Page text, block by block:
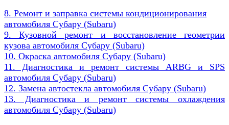
8. Ремонт и заправка системы кондиционирования
автомобиля Субару (Subaru)
9. Кузовной ремонт и восстановление геометрии
кузова автомобиля Субару (Subaru)
10. Окраска автомобиля Субару (Subaru)
11. Диагностика и ремонт системы ARBG и SPS
автомобиля Субару (Subaru)
12. Замена автостекла автомобиля Субару (Subaru)
13. Диагностика и ремонт системы охлаждения
автомобиля Субару (Subaru)